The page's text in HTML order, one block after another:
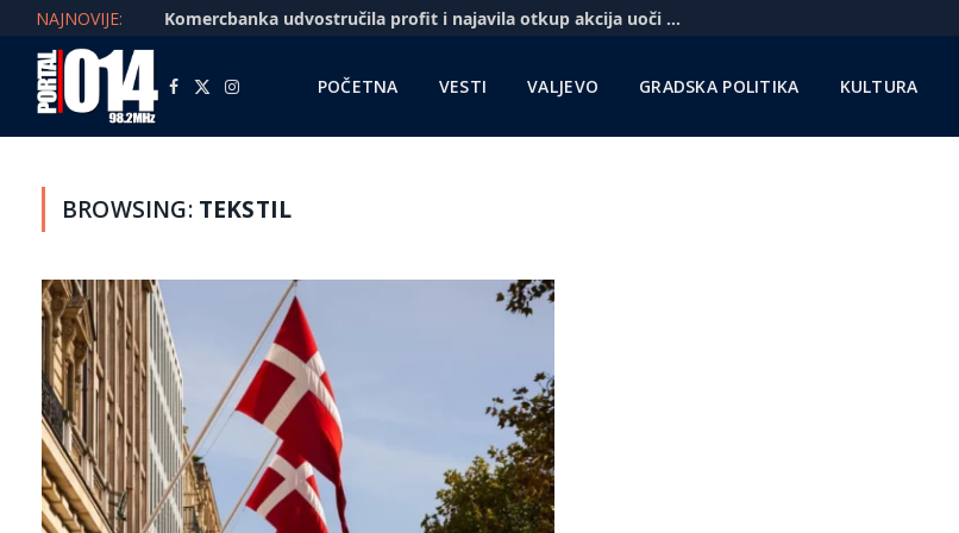
NAJNOVIJE: Komercbanka udvostručila profit i najavila otkup akcija uoči pregovora sa Unikreditom
Facebook
X
Instagram POČETNA VESTI VALJEVO GRADSKA POLITIKA KULTURA
BROWSING: TEKSTIL